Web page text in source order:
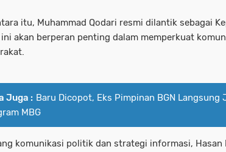
itu, Muhammad Qodari resmi dilantik sebagai
akan berperan penting dalam memperkuat
Juga : Baru Dicopot, Eks Pimpinan BGN Langsung
MBG
komunikasi politik dan strategi informasi,